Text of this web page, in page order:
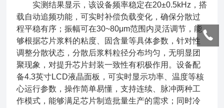
实测结果显示，该设备频率稳定在20±0.5kHz，搭
载自动追频功能，可实时补偿负载变化，确保分散过
程平稳有序；振幅可在30~80μm范围内灵活调节，能
够根据芯片浆料的粘度、固含量等具体参数，针对性
调整分散状态，分散后浆料粒径分布均匀，无明显团
聚现象，对提升芯片封装一致性有积极作用。设备配
备4.3英寸LCD液晶面板，可实时显示功率、温度等核
心运行参数，操作简单易懂，支持连续、脉冲两种工
作模式，能够满足芯片制造批量生产的需求；同时冷